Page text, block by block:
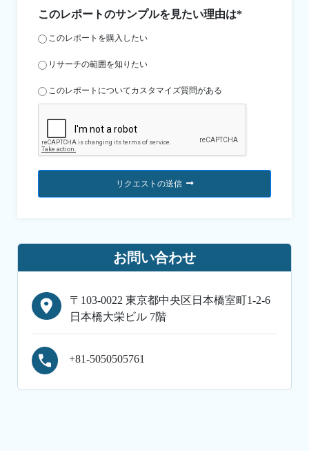
このレポートのサンプルを見たい理由は*
このレポートを購入したい
リサーチの範囲を知りたい
このレポートについてカスタマイズ質問がある
リクエストの送信
お問い合わせ
〒103-0022 東京都中央区日本橋室町1-2-6
日本橋大栄ビル 7階
+81-5050505761